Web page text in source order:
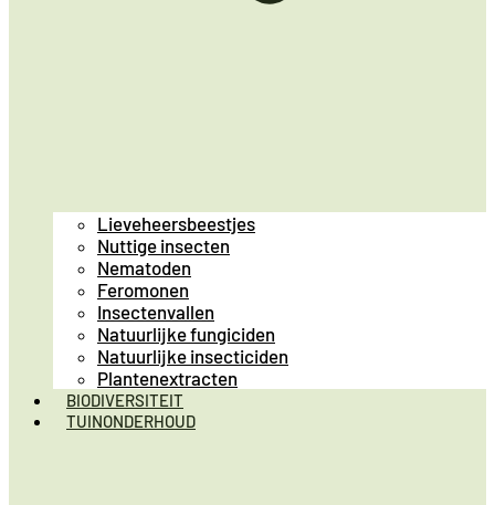
Lieveheersbeestjes
Nuttige insecten
Nematoden
Feromonen
Insectenvallen
Natuurlijke fungiciden
Natuurlijke insecticiden
Plantenextracten
BIODIVERSITEIT
TUINONDERHOUD